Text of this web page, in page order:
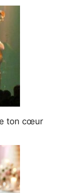
ton cœur